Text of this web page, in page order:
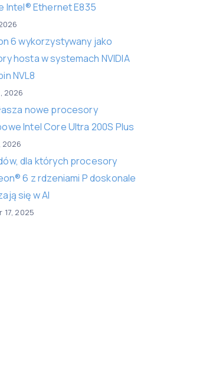
Intel® Ethernet E835
6 wykorzystywany jako
hosta w systemach NVIDIA
NVL8
2026
nowe procesory
Intel Core Ultra 200S Plus
2026
dla których procesory
6 z rdzeniami P doskonale
się w AI
17, 2025